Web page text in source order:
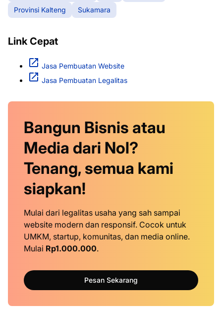
Provinsi Kalteng
Sukamara
Link Cepat
Jasa Pembuatan Website
Jasa Pembuatan Legalitas
Bangun Bisnis atau
Media dari Nol?
Tenang, semua kami
siapkan!
Mulai dari legalitas usaha yang sah sampai
website modern dan responsif. Cocok untuk
UMKM, startup, komunitas, dan media online.
Mulai Rp1.000.000.
Pesan Sekarang